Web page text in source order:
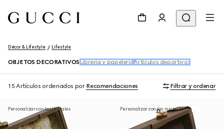
Décor & Lifestyle Lifestyle
OBJETOS DECORATIVOS Librería y papelería Artículos deportivos
15 Artículos ordenados por Recomendaciones Filtrar y ordenar
Personalizar con las iniciales Personalizar con las iniciales